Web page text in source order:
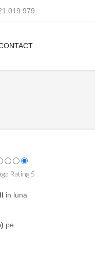
Rating 5
in luna
pe